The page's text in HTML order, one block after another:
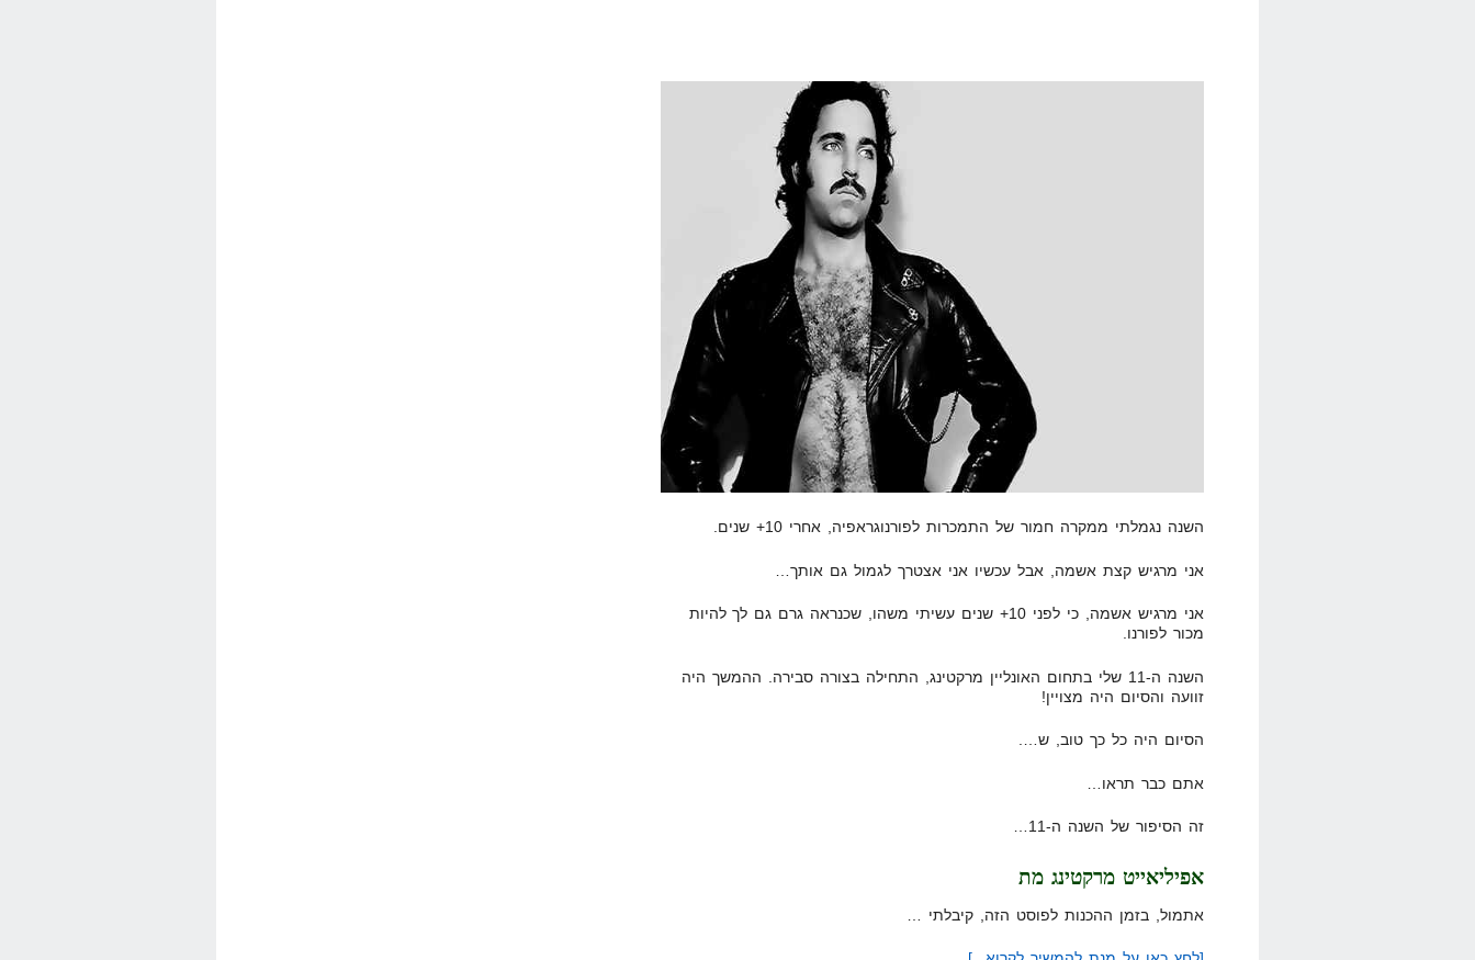
השנה נגמלתי ממקרה חמור של התמכרות לפורנוגראפיה, אחרי 10+ שנים.
אני מרגיש קצת אשמה, אבל עכשיו אני אצטרך לגמול גם אותך…
אני מרגיש אשמה, כי לפני 10+ שנים עשיתי משהו, שכנראה גרם גם לך להיות
מכור לפורנו.
השנה ה-11 שלי בתחום האונליין מרקטינג, התחילה בצורה סבירה. ההמשך היה
זוועה והסיום היה מצויין!
הסיום היה כל כך טוב, ש….
אתם כבר תראו…
זה הסיפור של השנה ה-11…
אפיליאייט מרקטינג מת
אתמול, בזמן ההכנות לפוסט הזה, קיבלתי …